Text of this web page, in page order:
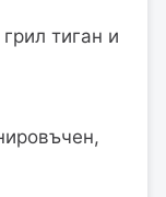
тиган и